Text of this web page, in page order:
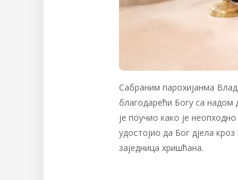
Сабраним парохијанма
благодарећи Богу са
је поучио како је
удостојио да Бог дјела
заједница хришћана.